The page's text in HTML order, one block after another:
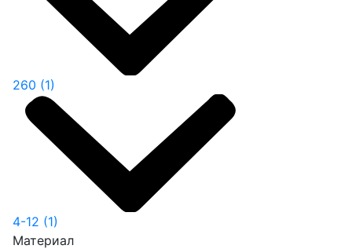
260 (1)
4-12 (1)
Материал